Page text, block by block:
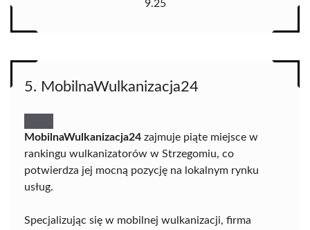
9.25
5. MobilnaWulkanizacja24
MobilnaWulkanizacja24 zajmuje piąte miejsce w
rankingu wulkanizatorów w Strzegomiu, co
potwierdza jej mocną pozycję na lokalnym rynku
usług.
Specjalizując się w mobilnej wulkanizacji, firma